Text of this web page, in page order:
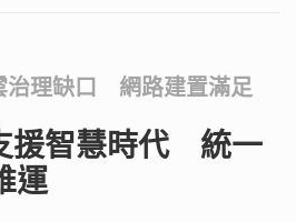
治理缺口 網路建置滿足
援智慧時代 統一
運